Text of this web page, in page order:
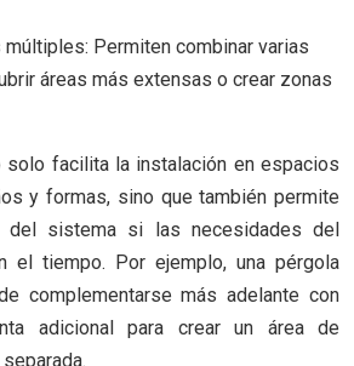
Permiten combinar varias
áreas más extensas o crear zonas
solo facilita la instalación en espacios
y formas, sino que también permite
del sistema si las necesidades del
el tiempo. Por ejemplo, una pérgola
complementarse más adelante con
adicional para crear un área de